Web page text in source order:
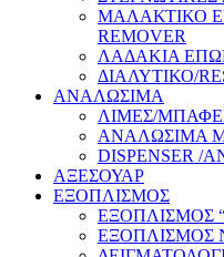
ΜΑΛΑΚΤΙΚΟ
REMOVER
ΛΑΔΑΚΙΑ
ΔΙΑΛΥΤΙΚΟ/
ΑΝΑΛΩΣΙΜΑ
ΛΙΜΕΣ/
ΑΝΑΛΩΣΙΜΑ
DISPENSER /
ΑΞΕΣΟΥΑΡ
ΕΞΟΠΛΙΣΜΟΣ
ΕΞΟΠΛΙΣΜΟΣ
ΕΞΟΠΛΙΣΜΟΣ